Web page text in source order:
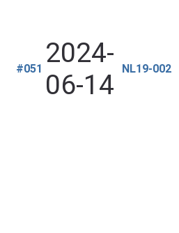
#051 2024-
06-14
NL19-002